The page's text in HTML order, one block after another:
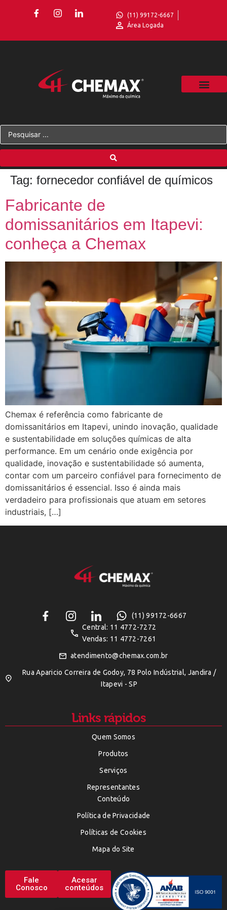
(11) 99172-6667
Área Logada
Tag: fornecedor confiável de químicos
Fabricante de
domissanitários em Itapevi:
conheça a Chemax
Chemax é referência como fabricante de
domissanitários em Itapevi, unindo inovação, qualidade
e sustentabilidade em soluções químicas de alta
performance. Em um cenário onde exigência por
qualidade, inovação e sustentabilidade só aumenta,
contar com um parceiro confiável para fornecimento de
domissanitários é essencial. Isso é ainda mais
verdadeiro para profissionais que atuam em setores
industriais, […]
(11) 99172-6667
Central: 11 4772-7272
Vendas: 11 4772-7261
atendimento@chemax.com.br
Rua Aparicio Correira de Godoy, 78 Polo Indústrial, Jandira /
Itapevi - SP
Links rápidos
Quem Somos
Produtos
Serviços
Representantes
Conteúdo
Política de Privacidade
Políticas de Cookies
Mapa do Site
Fale
Conosco
Acesar
conteúdos